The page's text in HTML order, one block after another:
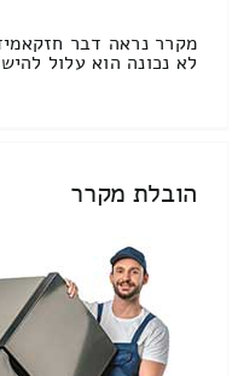
מקרר נראה דבר
לא נכונה הוא עלול
הובלת מקרר